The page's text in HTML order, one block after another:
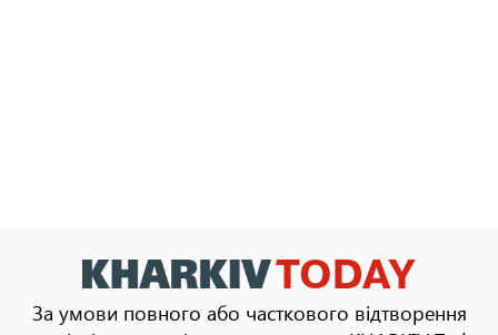
За умови повного або часткового відтворення